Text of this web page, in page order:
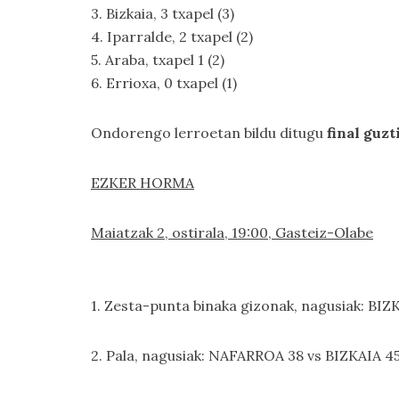
3. Bizkaia, 3 txapel (3)
4. Iparralde, 2 txapel (2)
5. Araba, txapel 1 (2)
6. Errioxa, 0 txapel (1)
Ondorengo lerroetan bildu ditugu final
EZKER HORMA
Maiatzak 2, ostirala, 19:00, Gasteiz-Olabe
1. Zesta-punta binaka gizonak, nagusiak:
2. Pala, nagusiak: NAFARROA 38 vs BIZKAIA